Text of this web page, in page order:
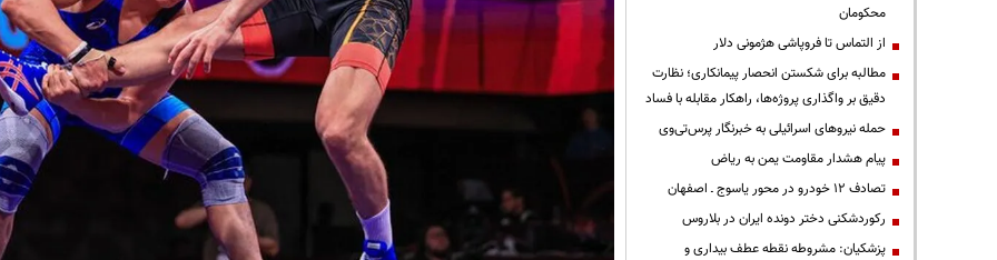
محکومان
از التماس تا فروپاشی هژمونی دلار
مطالبه برای شکستن انحصار پیمانکاری؛ نظارت
دقیق بر واگذاری پروژه‌ها، راهکار مقابله با فساد
حمله نیروهای اسرائیلی به خبرنگار پرس‌تی‌وی
پیام هشدار مقاومت یمن به ریاض
تصادف ۱۲ خودرو در محور یاسوج ـ اصفهان
رکوردشکنی دختر دونده ایران در بلاروس
پزشکیان: مشروطه نقطه عطف بیداری و